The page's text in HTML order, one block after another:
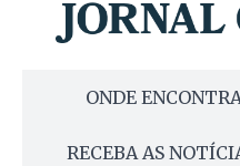
ONDE
RECEBA AS